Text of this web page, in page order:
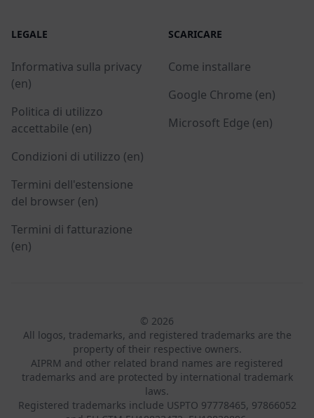
LEGALE
Informativa sulla privacy
(en)
Politica di utilizzo
accettabile (en)
Condizioni di utilizzo (en)
Termini dell'estensione
del browser (en)
Termini di fatturazione
(en)
SCARICARE
Come installare
Google Chrome (en)
Microsoft Edge (en)
© 2026
All logos, trademarks, and registered trademarks are the
property of their respective owners.
AIPRM and other related brand names are registered
trademarks and are protected by international trademark
laws.
Registered trademarks include USPTO 97778465, 97866052